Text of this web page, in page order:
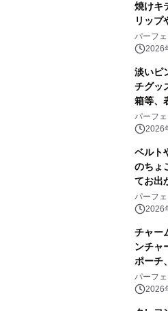
焼けキ
リップ
レトロ
パーフ
2026
淡いピ
チグッ
箱等、
いピン
パーフ
2026
ベルト
のちょ
てお出
自由に
パーフ
2026
チャー
ンチャ
ポーチ
けのア
パーフ
2026